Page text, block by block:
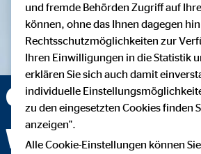
Constance
Waiblingen-
und fremde Behörden Zugriff auf
können, ohne das Ihnen dagegen
Rechtsschutzmöglichkeiten zur
Ihren Einwilligungen in die Statistik
erklären Sie sich auch damit
individuelle
zu den eingesetzten Cookies finden
anzeigen".
Alle Cookie-Einstellungen können